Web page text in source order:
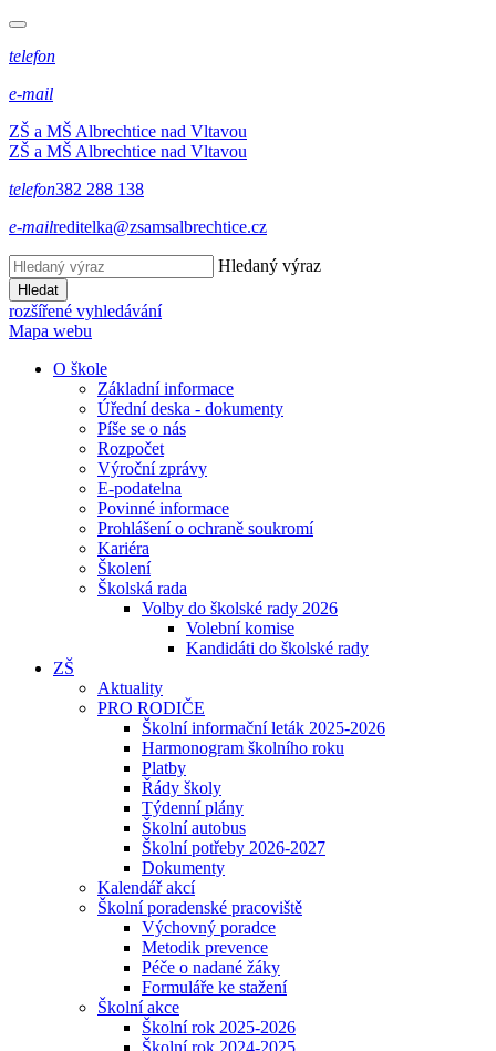
telefon
e-mail
ZŠ a MŠ Albrechtice nad Vltavou
ZŠ a MŠ Albrechtice nad Vltavou
telefon382 288 138
e-mailreditelka@zsamsalbrechtice.cz
Hledaný výraz
Hledat
rozšířené vyhledávání
Mapa webu
O škole
Základní informace
Úřední deska - dokumenty
Píše se o nás
Rozpočet
Výroční zprávy
E-podatelna
Povinné informace
Prohlášení o ochraně soukromí
Kariéra
Školení
Školská rada
Volby do školské rady 2026
Volební komise
Kandidáti do školské rady
ZŠ
Aktuality
PRO RODIČE
Školní informační leták 2025-2026
Harmonogram školního roku
Platby
Řády školy
Týdenní plány
Školní autobus
Školní potřeby 2026-2027
Dokumenty
Kalendář akcí
Školní poradenské pracoviště
Výchovný poradce
Metodik prevence
Péče o nadané žáky
Formuláře ke stažení
Školní akce
Školní rok 2025-2026
Školní rok 2024-2025